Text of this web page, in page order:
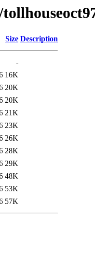
Size Description
-
16K
20K
20K
21K
23K
26K
28K
29K
48K
53K
57K